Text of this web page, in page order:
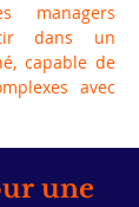
managers
dans un
capable de
avec
une